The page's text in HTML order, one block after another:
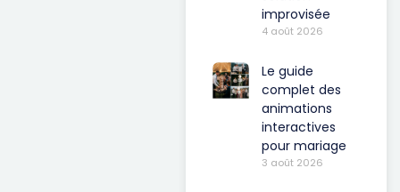
improvisée
4 août 2026
Le guide
complet des
animations
interactives
pour mariage
3 août 2026